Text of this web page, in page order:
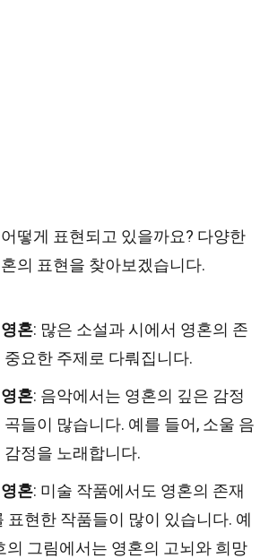
떻게 표현되고 있을까요? 다양한
의 표현을 찾아보겠습니다.
혼: 많은 소설과 시에서 영혼의 존
요한 주제로 다뤄집니다.
혼: 음악에서는 영혼의 깊은 감정
들이 많습니다. 예를 들어, 소울 음
정을 노래합니다.
혼: 미술 작품에서도 영혼의 존재
표현한 작품들이 많이 있습니다. 예
의 그림에서는 영혼의 고뇌와 희망